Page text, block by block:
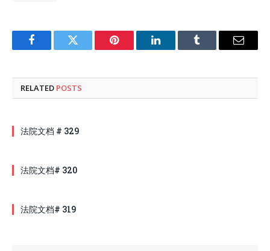
FacebookTwitter Pinterest LinkedInTumblr Email
RELATED POSTS
法院文档 # 329
法院文档# 320
法院文档# 319